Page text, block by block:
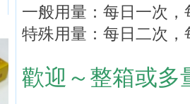
一般用量：每日一次，
特殊用量：每日二次，
歡迎～整箱或多